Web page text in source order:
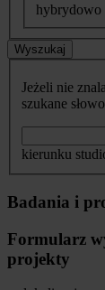
hybrydowo
Wyszukaj
Jeżeli nie
szukane
kierunku
Badania i
Formularz
projekty